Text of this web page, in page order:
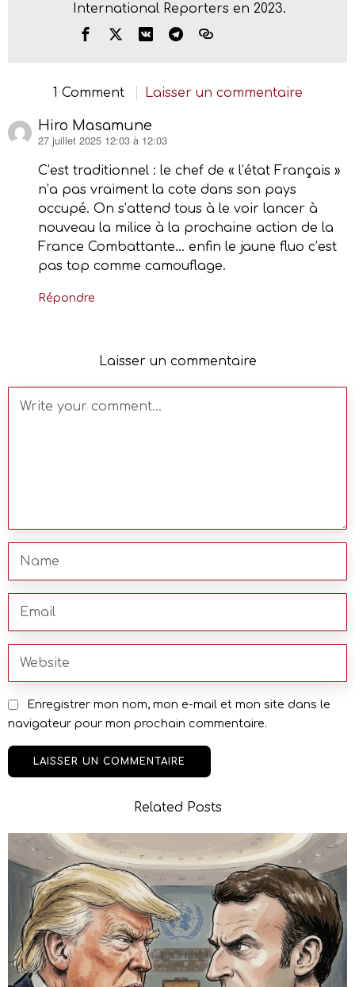
International Reporters en 2023.
1 Comment Laisser un commentaire
Hiro Masamune
dit :
27 juillet 2025 12:03 à 12:03
C’est traditionnel : le chef de « l’état Français »
n’a pas vraiment la cote dans son pays
occupé. On s’attend tous à le voir lancer à
nouveau la milice à la prochaine action de la
France Combattante… enfin le jaune fluo c’est
pas top comme camouflage.
Répondre
Laisser un commentaire
Enregistrer mon nom, mon e-mail et mon site dans le
navigateur pour mon prochain commentaire.
Related Posts